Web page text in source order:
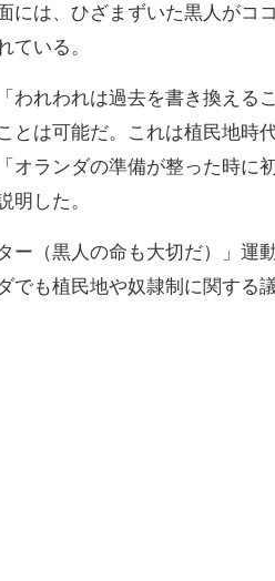
には、ひざまずいた黒人がコ
ている。
れわれは過去を書き換える
とは可能だ。これは植民地時
オランダの準備が整った時に
明した。
（黒人の命も大切だ）」運
でも植民地や奴隷制に関する